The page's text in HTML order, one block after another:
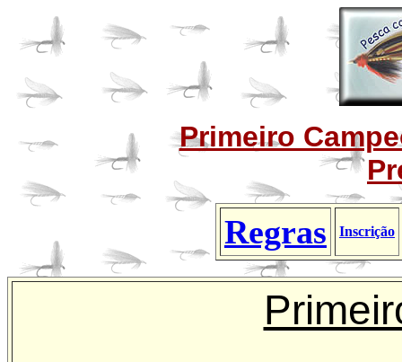
Primeiro
Regras Inscrição